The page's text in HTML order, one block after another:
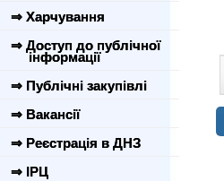
⇒ Харчування
⇒ Доступ до публічної
інформації
⇒ Публічні закупівлі
⇒ Вакансії
⇒ Реєстрація в ДНЗ
⇒ ІРЦ